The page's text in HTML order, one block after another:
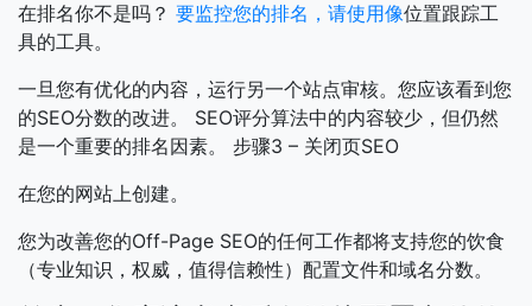
在排名你不是吗？ 要监控您的排名，请使用像位置跟踪工
具的工具。
一旦您有优化的内容，运行另一个站点审核。您应该看到您
的SEO分数的改进。 SEO评分算法中的内容较少，但仍然
是一个重要的排名因素。 步骤3 – 关闭页SEO
在您的网站上创建。
您为改善您的Off-Page SEO的任何工作都将支持您的饮食
（专业知识，权威，值得信赖性）配置文件和域名分数。